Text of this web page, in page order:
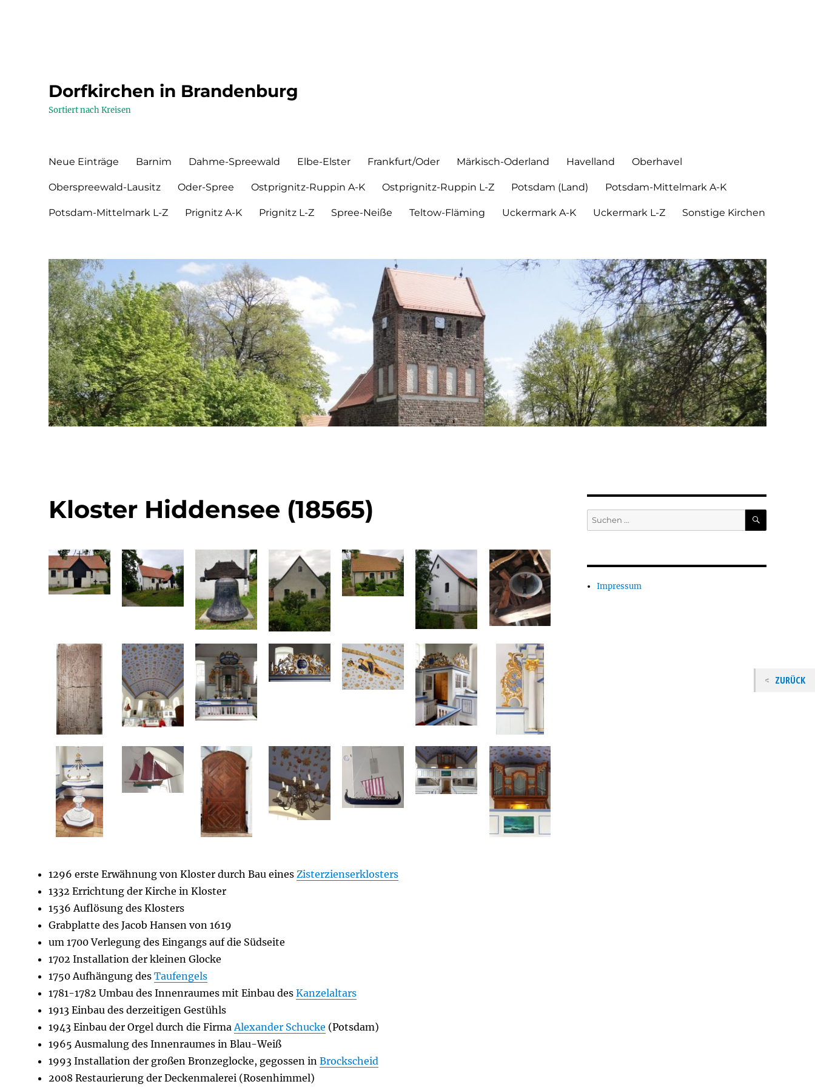
Dorfkirchen in Brandenburg
Sortiert nach Kreisen
Neue Einträge Barnim Dahme-Spreewald Elbe-Elster Frankfurt/Oder Märkisch-Oderland Havelland Oberhavel
Oberspreewald-Lausitz Oder-Spree Ostprignitz-Ruppin A-K Ostprignitz-Ruppin L-Z Potsdam (Land) Potsdam-Mittelmark A-K
Potsdam-Mittelmark L-Z Prignitz A-K Prignitz L-Z Spree-Neiße Teltow-Fläming Uckermark A-K Uckermark L-Z Sonstige Kirchen
Kloster Hiddensee (18565)
1296 erste Erwähnung von Kloster durch Bau einesZisterzienserklosters
1332 Errichtung der Kirche in Kloster
1536 Auflösung des Klosters
Grabplatte des Jacob Hansen von 1619
um 1700 Verlegung des Eingangs auf die Südseite
1702 Installation der kleinen Glocke
1750 Aufhängung desTaufengels
1781-1782 Umbau des Innenraumes mit Einbau desKanzelaltars
1913 Einbau des derzeitigen Gestühls
1943 Einbau der Orgel durch die FirmaAlexander Schucke (Potsdam)
1965 Ausmalung des Innenraumes in Blau-Weiß
1993 Installation der großen Bronzeglocke, gegossen inBrockscheid
2008 Restaurierung der Deckenmalerei (Rosenhimmel)
Suchen
nach:
SUCHEN
Impressum
ZURÜCK